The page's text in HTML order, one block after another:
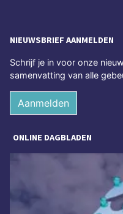
NIEUWSBRIEF AANMELDEN
Schrijf je in voor onze
samenvatting van alle
Aanmelden
ONLINE DAGBLADEN